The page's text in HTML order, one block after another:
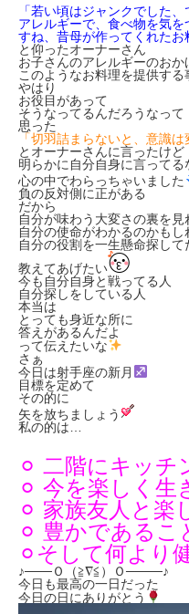
「若い頃はジャンクでした
アレルギーで、食べ物を気
すね、昔母が作ってくれたお
と仰ったオーナーさん
お子さんのアレルギーのおか
このようなお料理を提供す
やはり
お役目があって
そうなってるんだろうなって
思った
「切羽詰まらないと、意識は
とオーナーさんに言ったけど
明らかに自分自身に言ってる
心の中でわらっちゃいました
負の反対側に正がある
だから
自分が味わう大変さの裏を見
自分の使命がわかるのかもし
自分の役割を一生懸命探して
教えてあげたい
今も自分自身と戦ってる人
自分探しをしている人
本当は
とっても身近な所に
答えがあるんだよ
って伝えたいな
さぁ
今日は射手座の新月
目標を定めて
その的に
矢を放ちましょう
私の的は…
⚪︎ 二階にキッチ
⚪︎ 今を楽しく生
⚪︎ 家族友人と楽
⚪︎ 豊かであるこ
⚪︎ そして何より
♪───Ｏ（≧∇≦）Ｏ────♪
今日も最高の一日だった
今日の日にありがとう